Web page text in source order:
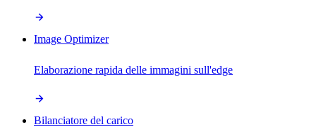
Image Optimizer
Elaborazione rapida delle immagini sull'edge
Bilanciatore del carico